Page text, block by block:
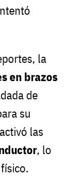
la
en brazos
de
su
las
, lo